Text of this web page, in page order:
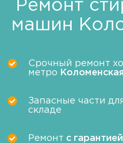
Ремонт
машин
Срочный ремонт
метро
Запасные части
складе
Ремонт с гарантией